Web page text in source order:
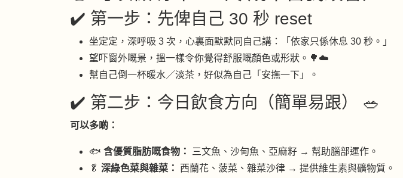
✔️ 第一步：先俾自己 30 秒 reset
坐定定，深呼吸 3 次，心裏面默默同自己講：「依家只係休息 30 秒。」
望吓窗外嘅景，搵一樣令你覺得舒服嘅顏色或形狀。🌳☁️
幫自己倒一杯暖水／淡茶，好似為自己「安撫一下」。
✔️ 第二步：今日飲食方向（簡單易跟） 🥗
可以多啲：
🐟 含優質脂肪嘅食物：
三文魚、沙甸魚、亞麻籽 → 幫助腦部運作。
🥬 深綠色菜與雜菜：
西蘭花、菠菜、雜菜沙律 → 提供維生素與礦物質。